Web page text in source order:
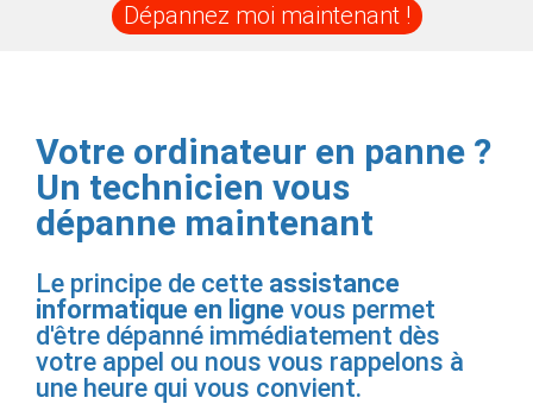
Dépannez moi maintenant !
Votre ordinateur en panne ?
Un technicien vous
dépanne maintenant
Le principe de cette assistance
informatique en ligne vous permet
d'être dépanné immédiatement dès
votre appel ou nous vous rappelons à
une heure qui vous convient.